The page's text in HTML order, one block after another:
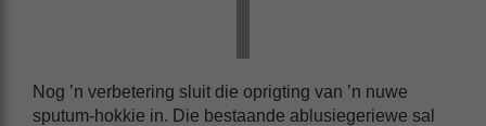
Nog ’n verbetering sluit die oprigting van ’n nuwe
sputum-hokkie in. Die bestaande ablusiegeriewe sal